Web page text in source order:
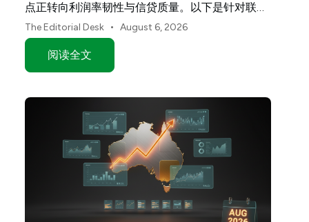
点正转向利润率韧性与信贷质量。以下是针对联邦
银行（CBA）、西太平洋银行（Westpac）、澳新
银行（ANZ）和澳大利亚国民银行（NAB）的投资
指南。
The Editorial Desk • August 6, 2026
阅读全文